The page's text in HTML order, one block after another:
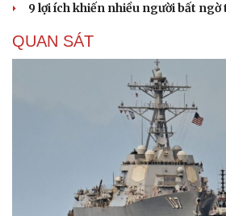
check-in
Cửa
9 lợi ích khiến nhiều người bất
QUAN SÁT